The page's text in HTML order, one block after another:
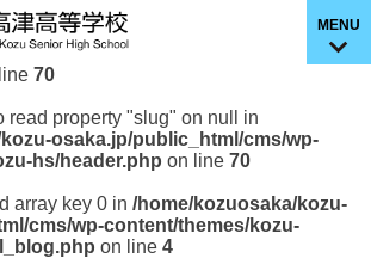
array key 0 in
/home/kozuosaka/kozu-
cms/wp-content/themes/kozu-
70
read property "slug" on null in
osaka.jp/public_html/cms/wp-
hs/header.php on line 70
MENU
array key 0 in /home/kozuosaka/kozu-
cms/wp-content/themes/kozu-
on line 4